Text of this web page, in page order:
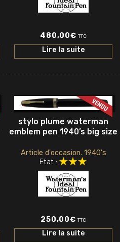
480,00€ TTC
Lire la suite
stylo plume waterman
emblem pen 1940’s big size
Article d'occasion. 1940's
Etat :
250,00€ TTC
Lire la suite